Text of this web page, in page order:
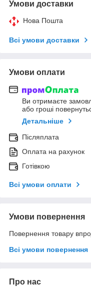
Умови доставки
Нова Пошта
Всі умови доставки
Умови оплати
Ви отримаєте
або гроші
Детальніше
Післяплата
Оплата на рахунок
Готівкою
Всі умови оплати
Умови повернення
Повернення товару
Всі умови повернення
Про нас